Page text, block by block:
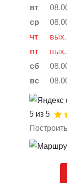
вт
ср
чт
вых.
пт
вых.
сб
вс
5 из 5